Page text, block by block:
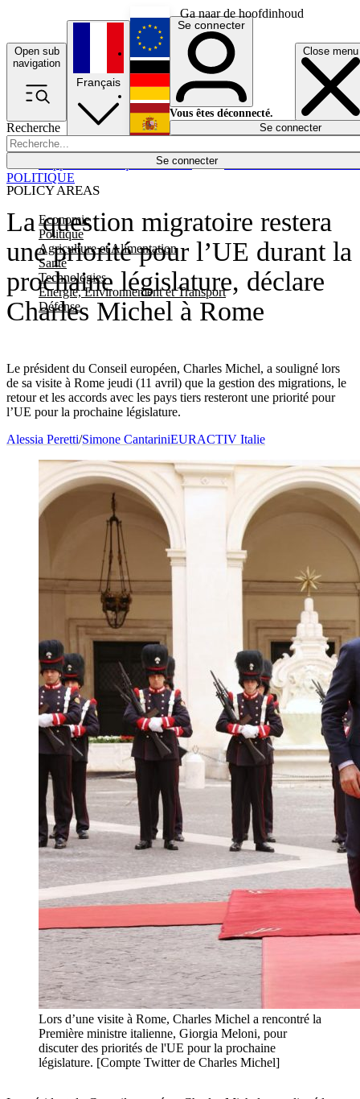
Ga naar de hoofdinhoud
Open sub
navigation
Close menu
Recherche
Se connecter
POLICY AREAS
Economie
Politique
Agriculture et Alimentation
Santé
Technologies
Energie, Environnement et Transport
Défense
Économie
Français
English
Deutsch
Español
Se connecter
Vous êtes déconnecté.
Se connecter
La question migratoire restera
une priorité pour l’UE durant la
prochaine législature, déclare
Charles Michel à Rome
Le président du Conseil européen, Charles Michel, a souligné lors
de sa visite à Rome jeudi (11 avril) que la gestion des migrations, le
retour et les accords avec les pays tiers resteront une priorité pour
l’UE pour la prochaine législature.
POLITIQUE
Alessia Peretti/Simone CantariniEURACTIV Italie
Lors d’une visite à Rome, Charles Michel a rencontré la
Première ministre italienne, Giorgia Meloni, pour
discuter des priorités de l'UE pour la prochaine
législature. [Compte Twitter de Charles Michel]